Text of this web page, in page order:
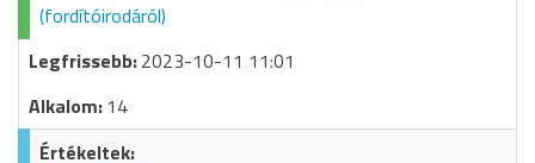
(fordítóirodáról)
2023-10-11 11:01
14